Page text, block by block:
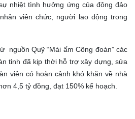
nhiệt tình hưởng ứng của đông đảo
viên chức, người lao động trong
nguồn Quỹ “Mái ấm Công đoàn” các
tỉnh đã kịp thời hỗ trợ xây dựng, sửa
viên có hoàn cảnh khó khăn về nhà
4,5 tỷ đồng, đạt 150% kế hoạch.